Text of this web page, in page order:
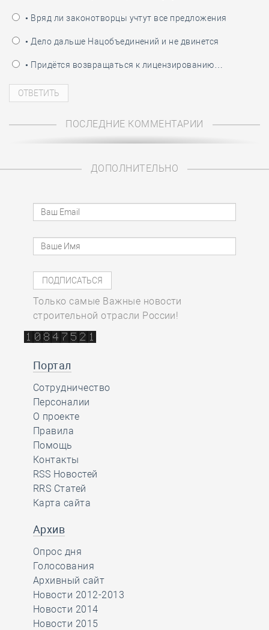
• Вряд ли законотворцы учтут все предложения
• Дело дальше Нацобъединений и не двинется
• Придётся возвращаться к лицензированию…
ПОСЛЕДНИЕ КОММЕНТАРИИ
ДОПОЛНИТЕЛЬНО
Только самые Важные новости
строительной отрасли России!
Портал
Сотрудничество
Персоналии
О проекте
Правила
Помощь
Контакты
RSS Новостей
RRS Статей
Карта сайта
Архив
Опрос дня
Голосования
Архивный сайт
Новости 2012-2013
Новости 2014
Новости 2015